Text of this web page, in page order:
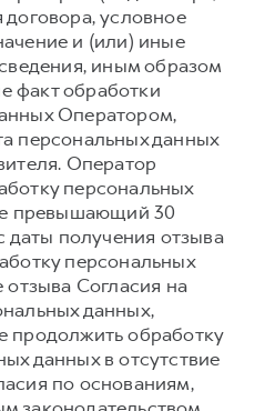
условное
и (или) иные
иным образом
факт обработки
Оператором,
персональных данных
Оператор
персональных
превышающий 30
даты получения отзыва
персональных
Согласия на
данных,
продолжить обработку
данных в отсутствие
по основаниям,